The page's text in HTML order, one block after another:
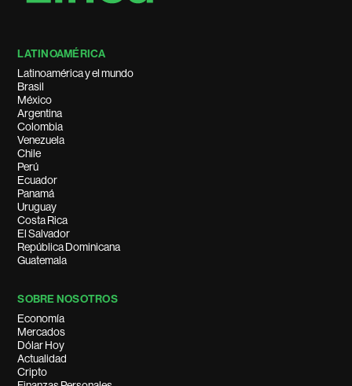
LATINOAMÉRICA
Latinoamérica y el mundo
Brasil
México
Argentina
Colombia
Venezuela
Chile
Perú
Ecuador
Panamá
Uruguay
Costa Rica
El Salvador
República Dominicana
Guatemala
SOBRE NOSOTROS
Economía
Mercados
Dólar Hoy
Actualidad
Cripto